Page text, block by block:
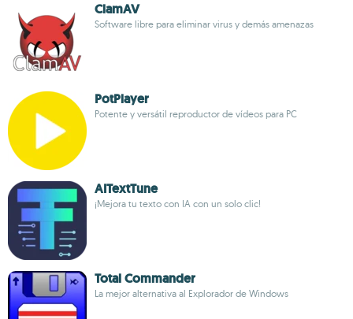
ClamAV
Software libre para eliminar virus y demás amenazas
PotPlayer
Potente y versátil reproductor de vídeos para PC
AITextTune
¡Mejora tu texto con IA con un solo clic!
Total Commander
La mejor alternativa al Explorador de Windows